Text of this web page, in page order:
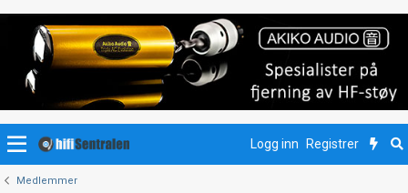
Logg inn Registrer
Medlemmer